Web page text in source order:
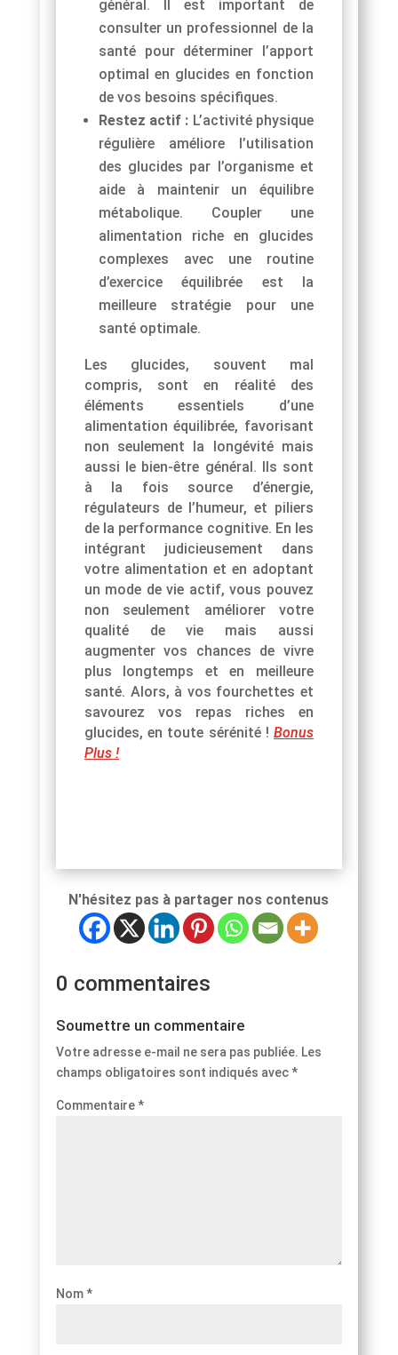
général. Il est important de
consulter un professionnel de la
santé pour déterminer l’apport
optimal en glucides en fonction
de vos besoins spécifiques.
Restez actif : L’activité physique
régulière améliore l’utilisation
des glucides par l’organisme et
aide à maintenir un équilibre
métabolique. Coupler une
alimentation riche en glucides
complexes avec une routine
d’exercice équilibrée est la
meilleure stratégie pour une
santé optimale.
Les glucides, souvent mal
compris, sont en réalité des
éléments essentiels d’une
alimentation équilibrée, favorisant
non seulement la longévité mais
aussi le bien-être général. Ils sont
à la fois source d’énergie,
régulateurs de l’humeur, et piliers
de la performance cognitive. En les
intégrant judicieusement dans
votre alimentation et en adoptant
un mode de vie actif, vous pouvez
non seulement améliorer votre
qualité de vie mais aussi
augmenter vos chances de vivre
plus longtemps et en meilleure
santé. Alors, à vos fourchettes et
savourez vos repas riches en
glucides, en toute sérénité ! Bonus
Plus !
N'hésitez pas à partager nos contenus
0 commentaires
Soumettre un commentaire
Votre adresse e-mail ne sera pas publiée. Les
champs obligatoires sont indiqués avec*
Commentaire*
Nom*